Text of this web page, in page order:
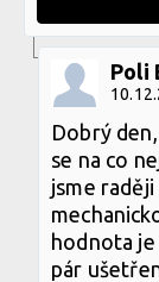
Poli
Dobrý
se na co
jsme
hodnota je
pár